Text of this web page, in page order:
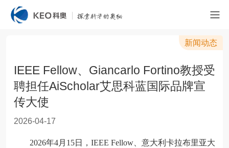
IEEE Fellow、Giancarlo Fortino教授受
聘担任AiScholar艾思科蓝国际品牌宣
传大使
2026-04-17
新闻动态
2026年4月15日，IEEE Fellow、意大利卡拉布里亚大